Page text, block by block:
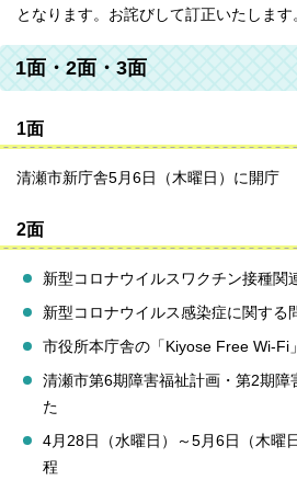
となります。お詫びして訂正いたします
1面・2面・3面
1面
清瀬市新庁舎5月6日（木曜日）に開庁
2面
新型コロナウイルスワクチン接種関
新型コロナウイルス感染症に関する
市役所本庁舎の「Kiyose Free Wi-Fi
清瀬市第6期障害福祉計画・第2期障
た
4月28日（水曜日）～5月6日（木曜
程